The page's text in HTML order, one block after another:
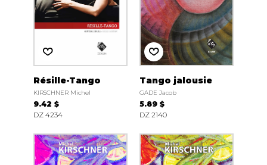
Résille-Tango
KIRSCHNER Michel
9.42 $
DZ 4234
Tango jalousie
GADE Jacob
5.89 $
DZ 2140